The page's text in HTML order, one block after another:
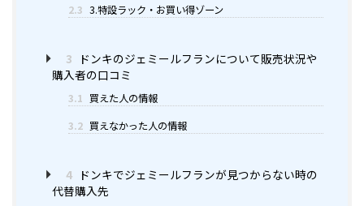
2.3 3.特設ラック・お買い得ゾーン
3
ドンキのジェミールフランについて販売状況や
購入者の口コミ
3.1 買えた人の情報
3.2 買えなかった人の情報
4
ドンキでジェミールフランが見つからない時の
代替購入先